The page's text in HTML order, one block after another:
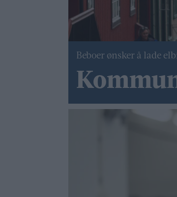
Beboer ønsker å lade